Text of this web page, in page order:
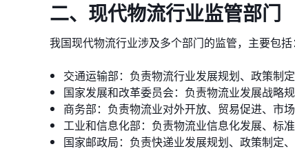
二、现代物流行业监管部门
我国现代物流行业涉及多个部门的监管，主要包括：
交通运输部：负责物流行业发展规划、政策制
国家发展和改革委员会：负责物流业发展战略
商务部：负责物流业对外开放、贸易促进、市场
工业和信息化部：负责物流业信息化发展、标
国家邮政局：负责快递业发展规划、政策制定、